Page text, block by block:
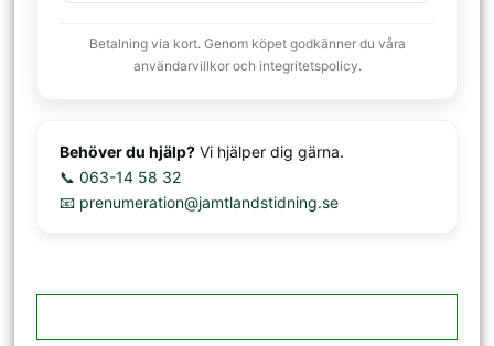
Betalning via kort. Genom köpet godkänner du våra
användarvillkor och integritetspolicy.
Behöver du hjälp? Vi hjälper dig gärna.
📞 063-14 58 32
📧 prenumeration@jamtlandstidning.se